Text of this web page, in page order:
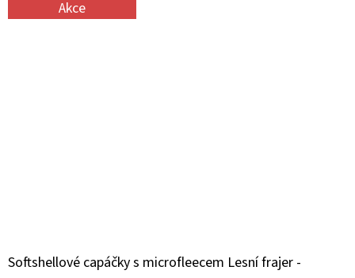
Akce
Softshellové capáčky s microfleecem Lesní frajer -